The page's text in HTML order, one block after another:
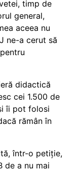
timp de
general,
aceea nu
ne-a cerut să
didactică
cei 1.500 de
îi pot folosi
rămân în
într-o petiție,
de a nu mai